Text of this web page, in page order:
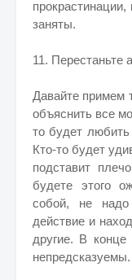
заняты.
11. Перестаньте
Давайте примем
объяснить все
то будет любить
Кто-то будет
подставит
будете этого
собой, не надо
действие и
другие. В